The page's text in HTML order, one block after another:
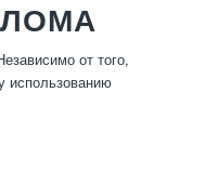
от того,
использованию